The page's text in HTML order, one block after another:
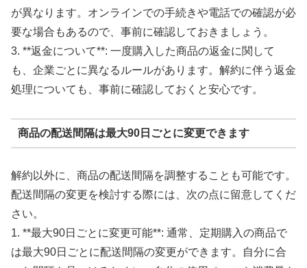
が異なります。オンラインでの手続きや電話での確認が必
要な場合もあるので、事前に確認しておきましょう。
3. **返金について**: 一度購入した商品の返金に関して
も、企業ごとに異なるルールがあります。解約に伴う返金
処理についても、事前に確認しておくと安心です。
商品の配送間隔は最大90日ごとに変更できます
解約以外に、商品の配送間隔を調整することも可能です。
配送間隔の変更を検討する際には、次の点に留意してくだ
さい。
1. **最大90日ごとに変更可能**: 通常、定期購入の商品で
は最大90日ごとに配送間隔の変更ができます。自分に合